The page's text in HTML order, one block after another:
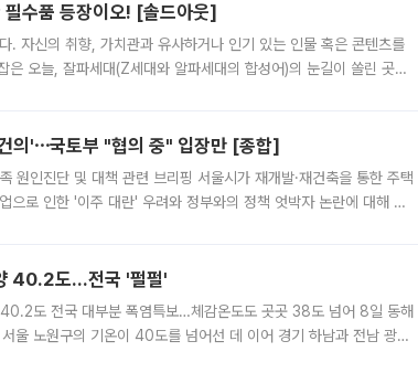
수품 등장이오! [솔드아웃]
. 자신의 취향, 가치관과 유사하거나 인기 있는 인물 혹은 콘텐츠를
오늘, 잘파세대(Z세대와 알파세대의 합성어)의 눈길이 쏠린 곳은
의'⋯국토부 "협의 중" 입장만 [종합]
원인진단 및 대책 관련 브리핑 서울시가 재개발·재건축을 통한 주택
으로 인한 '이주 대란' 우려와 정부와의 정책 엇박자 논란에 대해 정
40.2도…전국 '펄펄'
도 전국 대부분 폭염특보…체감온도도 곳곳 38도 넘어 8일 동해
울 노원구의 기온이 40도를 넘어선 데 이어 경기 하남과 전남 광양